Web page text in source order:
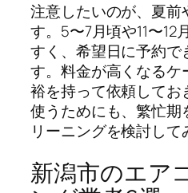
注意したいのが、夏前
す。5〜7月頃や11〜
すく、希望日に予約で
す。料金が高くなるケ
裕を持って依頼してお
使うためにも、繁忙期
リーニングを検討して
新潟市のエア